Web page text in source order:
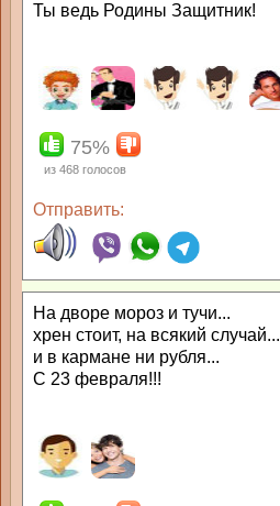
Ты ведь Родины Защитник!
75%
из 468 голосов
Отправить:
На дворе мороз и тучи...
хрен стоит, на всякий случай...
и в кармане ни рубля...
С 23 февраля!!!